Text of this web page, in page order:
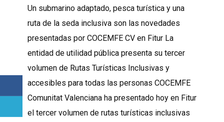
Un submarino adaptado, pesca turística y una
ruta de la seda inclusiva son las novedades
presentadas por COCEMFE CV en Fitur La
entidad de utilidad pública presenta su tercer
volumen de Rutas Turísticas Inclusivas y
accesibles para todas las personas COCEMFE
Comunitat Valenciana ha presentado hoy en Fitur
el tercer volumen de rutas turísticas inclusivas